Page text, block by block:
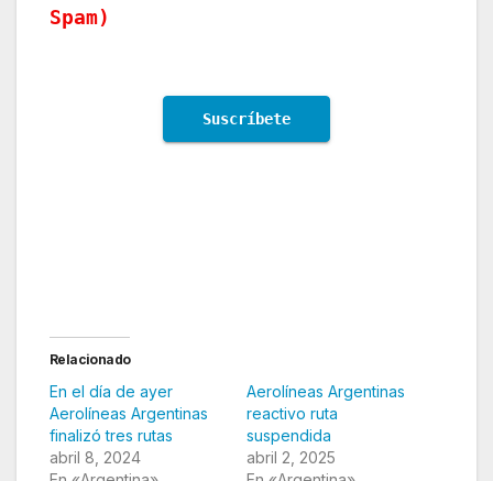
Spam)
Relacionado
En el día de ayer
Aerolíneas Argentinas
finalizó tres rutas
abril 8, 2024
Aerolíneas Argentinas
reactivo ruta
suspendida
abril 2, 2025